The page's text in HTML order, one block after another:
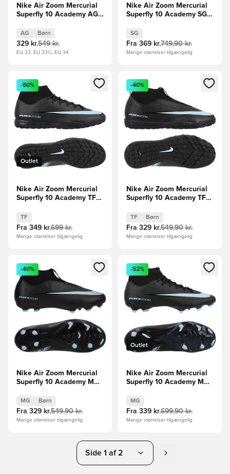
Nike Air Zoom Mercurial
Superfly 10 Academy AG
AG Børn
329 kr.549 kr.
EU 33, EU 33½, EU 34
Nike Air Zoom Mercurial
Superfly 10 Academy SG-
Sort/Blå
SG
Fra 369 kr.749,90 kr.
Mange størrelser tilgængelig
Åbner en Modal til at logge ind eller tilmelde dig som
Outlet
-50%
Nike Air Zoom Mercurial
Superfly 10 Academy TF
TF
Fra 349 kr.699 kr.
Mange størrelser tilgængelig
Åbner en Modal til at logge
-40%
Nike Air Zoom Mercurial
Superfly 10 Academy TF
TF Børn
Fra 329 kr.549,90 kr.
Mange størrelser tilgængelig
Åbner en Modal til at logge ind eller tilmelde dig som
-40%
Nike Air Zoom Mercurial
Superfly 10 Academy MG
MG Børn
Fra 329 kr.549,90 kr.
Mange størrelser tilgængelig
Åbner en Modal til at logge
Outlet
-52%
Nike Air Zoom Mercurial
Superfly 10 Academy MG
MG
Fra 339 kr.699,90 kr.
Mange størrelser tilgængelig
Side 1 af 2